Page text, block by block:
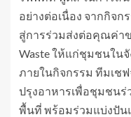
อย่างต่อเนื่อง จากกิจ
สู่การร่วมส่งต่อคุณค่า
Waste ให้แก่ชุมชนใน
ภายในกิจกรรม ทีมเช
ปรุงอาหารเพื่อชุมชน
พื้นที่ พร้อมร่วมแบ่งปัน